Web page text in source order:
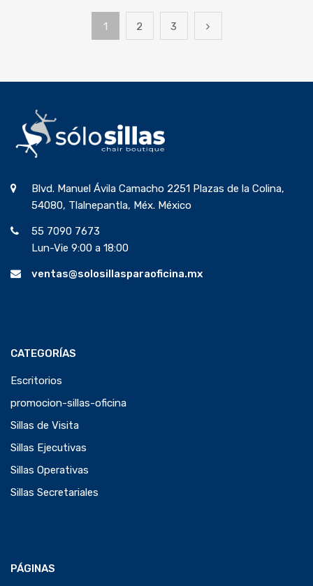
1 2 3
Blvd. Manuel Ávila Camacho 2251 Plazas de la Colina,
54080, Tlalnepantla, Méx. México
55 7090 7673
Lun-Vie 9:00 a 18:00
ventas@solosillasparaoficina.mx
CATEGORÍAS
Escritorios
promocion-sillas-oficina
Sillas de Visita
Sillas Ejecutivas
Sillas Operativas
Sillas Secretariales
PÁGINAS